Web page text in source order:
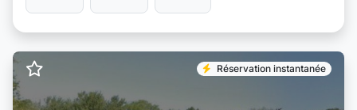
Réservation instantanée